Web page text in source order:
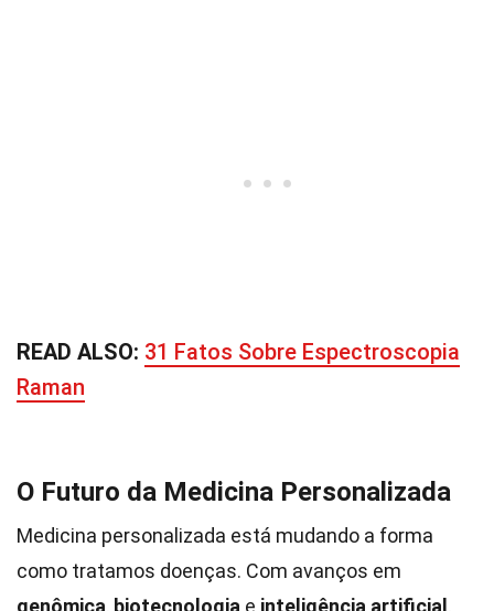
READ ALSO: 31 Fatos Sobre Espectroscopia
Raman
O Futuro da Medicina Personalizada
Medicina personalizada está mudando a forma
como tratamos doenças. Com avanços em
genômica, biotecnologia e inteligência artificial ,